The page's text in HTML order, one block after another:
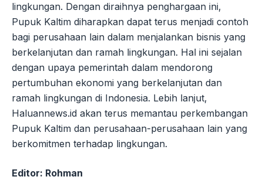
lingkungan. Dengan diraihnya penghargaan ini,
Pupuk Kaltim diharapkan dapat terus menjadi contoh
bagi perusahaan lain dalam menjalankan bisnis yang
berkelanjutan dan ramah lingkungan. Hal ini sejalan
dengan upaya pemerintah dalam mendorong
pertumbuhan ekonomi yang berkelanjutan dan
ramah lingkungan di Indonesia. Lebih lanjut,
Haluannews.id akan terus memantau perkembangan
Pupuk Kaltim dan perusahaan-perusahaan lain yang
berkomitmen terhadap lingkungan.
Editor: Rohman